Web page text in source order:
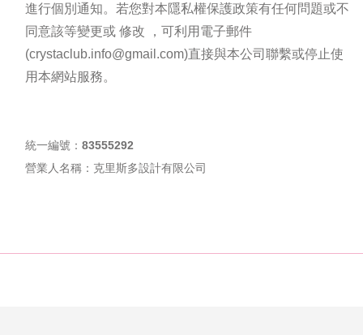
進行個別通知。若您對本隱私權保護政策有任何問題或不
同意該等變更或 修改 ，可利用電子郵件
(crystaclub.info@gmail.com)直接與本公司聯繫或停止使
用本網站服務。
統一編號：83555292
營業人名稱：克里斯多設計有限公司